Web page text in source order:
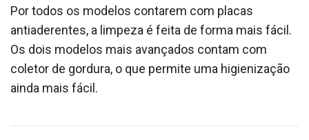
Por todos os modelos contarem com placas
antiaderentes, a limpeza é feita de forma mais fácil.
Os dois modelos mais avançados contam com
coletor de gordura, o que permite uma higienização
ainda mais fácil.